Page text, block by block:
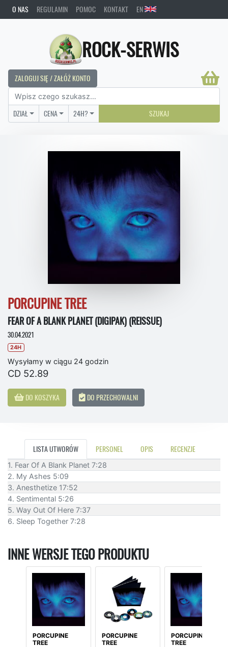
O NAS REGULAMIN POMOC KONTAKT EN
ROCK-SERWIS
ZALOGUJ SIĘ / ZAŁÓŻ KONTO
DZIAŁ CENA 24H? SZUKAJ
PORCUPINE TREE
FEAR OF A BLANK PLANET (DIGIPAK) (REISSUE)
30.04.2021
24H
Wysyłamy w ciągu 24 godzin
CD 52.89
DO KOSZYKA DO PRZECHOWALNI
LISTA UTWORÓW PERSONEL OPIS RECENZJE
1. Fear Of A Blank Planet 7:28
2. My Ashes 5:09
3. Anesthetize 17:52
4. Sentimental 5:26
5. Way Out Of Here 7:37
6. Sleep Together 7:28
INNE WERSJE TEGO PRODUKTU
PORCUPINE
TREE
PORCUPINE
TREE
PORCUPINE
TREE